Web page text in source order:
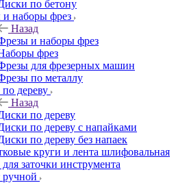
по бетону
наборы фрез
Назад
и наборы фрез
фрез
для фрезерных машин
по металлу
дереву
Назад
по дереву
по дереву с напайками
по дереву без напаек
круги и лента шлифовальная
заточки инструмента